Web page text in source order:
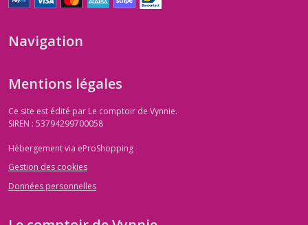
Navigation
Mentions légales
Ce site est édité par Le comptoir de Vynnie.
SIREN : 53794299700058
Hébergement via eProShopping
Gestion des cookies
Données personnelles